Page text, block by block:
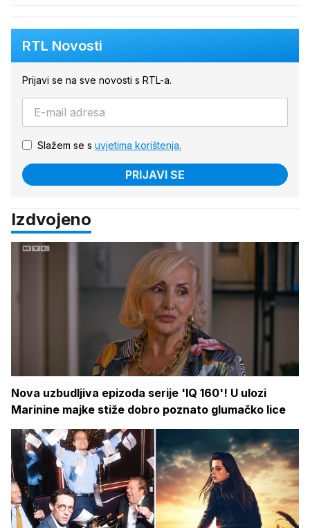
RTL Novosti
Prijavi se na sve novosti s RTL-a.
Slažem se s uvjetima korištenja.
PRIJAVI SE
Izdvojeno
Nova uzbudljiva epizoda serije 'IQ 160'! U ulozi
Marinine majke stiže dobro poznato glumačko lice